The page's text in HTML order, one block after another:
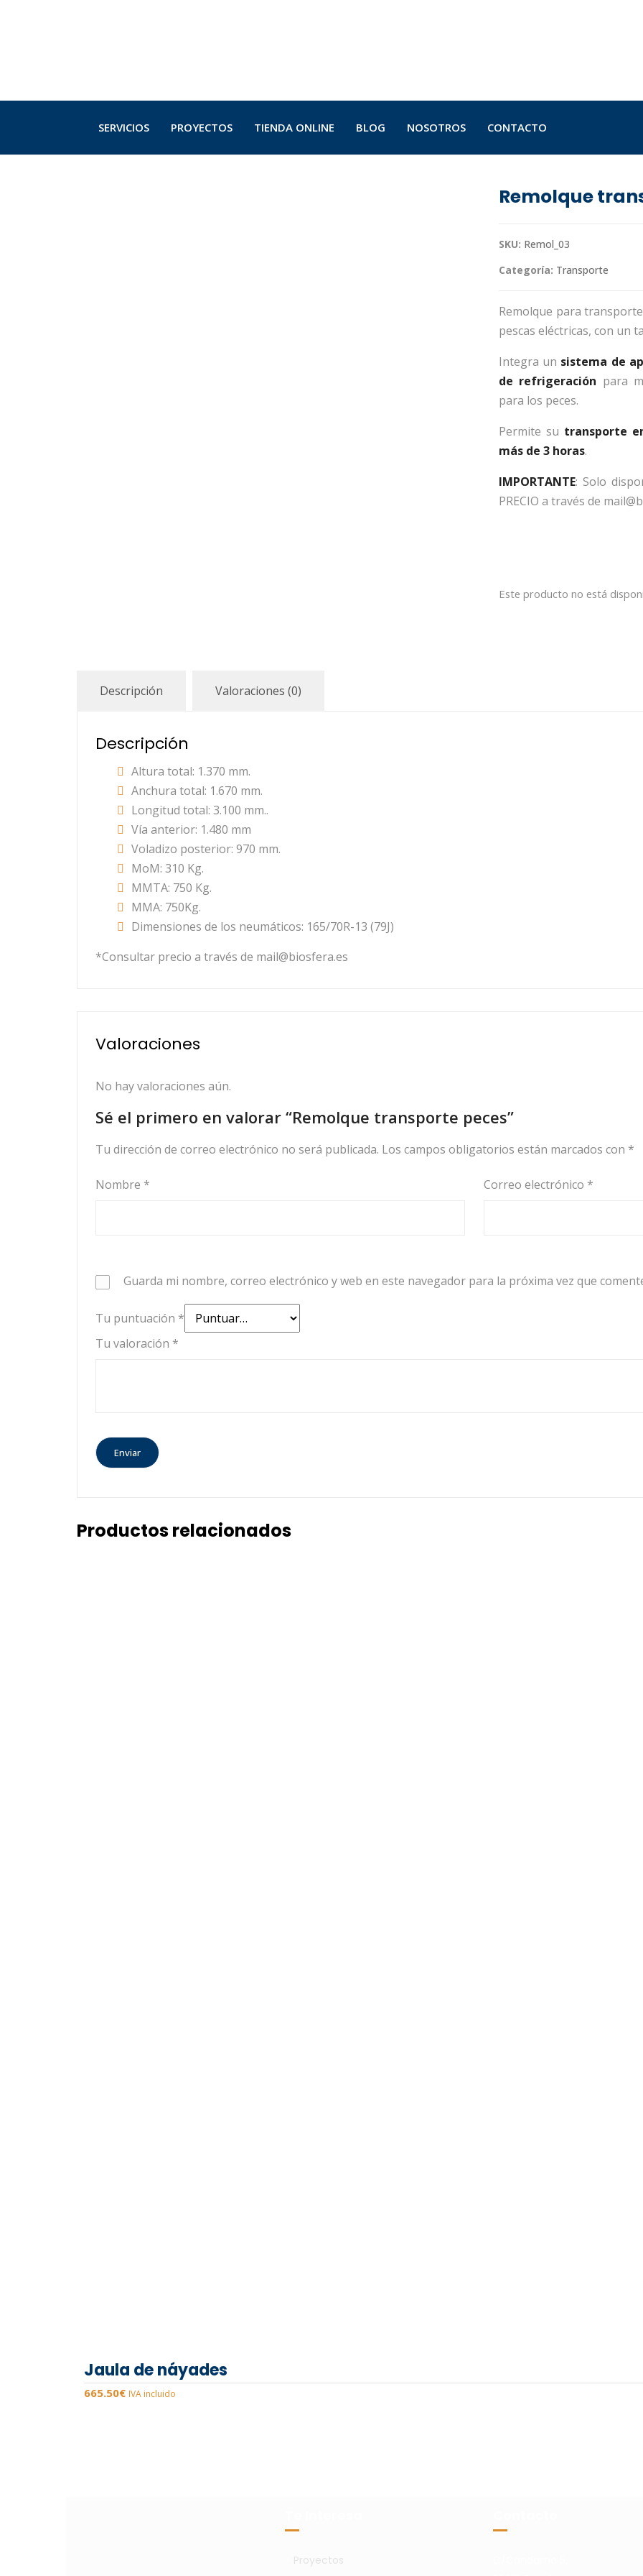
SERVICIOS PROYECTOS TIENDA ONLINE BLOG NOSOTROS CONTACTO
Remolque
SKU: Remol_03
Categoría: Transporte
Remolque para
pescas eléctricas, con un
Integra un sistema de
de refrigeración para
para los peces.
Permite su transporte
más de 3 horas.
IMPORTANTE: Solo
PRECIO a través de
Este producto no está
Descripción Valoraciones (0)
Descripción
Altura total: 1.370 mm.
Anchura total: 1.670 mm.
Longitud total: 3.100 mm..
Vía anterior: 1.480 mm
Voladizo posterior: 970 mm.
MoM: 310 Kg.
MMTA: 750 Kg.
MMA: 750Kg.
Dimensiones de los neumáticos: 165/70R-13 (79J)
*Consultar precio a través de mail@biosfera.es
Valoraciones
No hay valoraciones aún.
Sé el primero en valorar “Remolque transporte peces”
Tu dirección de correo electrónico no será publicada. Los campos obligatorios están marcados con *
Nombre * Correo electrónico *
Guarda mi nombre, correo electrónico y web en este navegador para la próxima vez que
Tu puntuación *
Tu valoración *
Productos relacionados
Jaula de náyades
665.50€ IVA incluido
Proyectos